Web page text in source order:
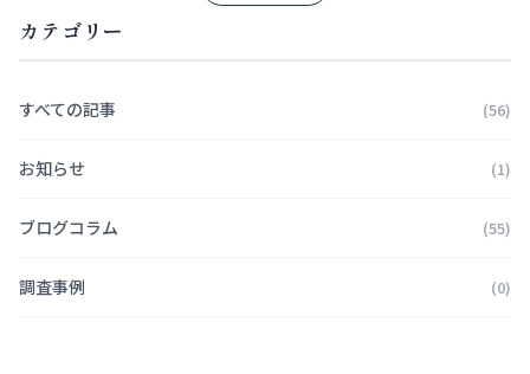
カテゴリー
すべての記事 (56)
お知らせ (1)
ブログコラム (55)
調査事例 (0)